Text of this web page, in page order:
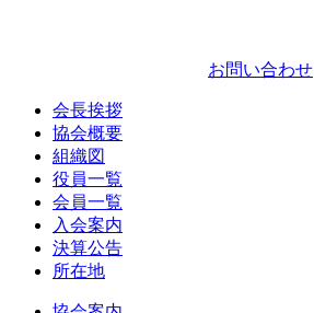
お問い合わせ
会長挨拶
協会概要
組織図
役員一覧
会員一覧
入会案内
決算公告
所在地